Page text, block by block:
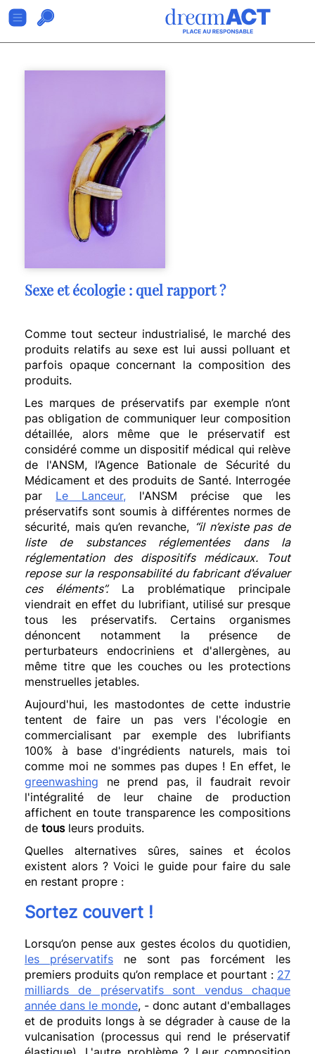
Sexe et écologie : quel rapport ?
Comme tout secteur industrialisé, le marché des
produits relatifs au sexe est lui aussi polluant et
parfois opaque concernant la composition des
produits.
Les marques de préservatifs par exemple n’ont
pas obligation de communiquer leur composition
détaillée, alors même que le préservatif est
considéré comme un dispositif médical qui relève
de l'ANSM, l’Agence Bationale de Sécurité du
Médicament et des produits de Santé. Interrogée
par Le Lanceur, l'ANSM précise que les
préservatifs sont soumis à différentes normes de
sécurité, mais qu’en revanche, “il n’existe pas de
liste de substances réglementées dans la
réglementation des dispositifs médicaux. Tout
repose sur la responsabilité du fabricant d’évaluer
ces éléments”. La problématique principale
viendrait en effet du lubrifiant, utilisé sur presque
tous les préservatifs. Certains organismes
dénoncent notamment la présence de
perturbateurs endocriniens et d'allergènes, au
même titre que les couches ou les protections
menstruelles jetables.
Aujourd'hui, les mastodontes de cette industrie
tentent de faire un pas vers l'écologie en
commercialisant par exemple des lubrifiants
100% à base d'ingrédients naturels, mais toi
comme moi ne sommes pas dupes ! En effet, le
greenwashing ne prend pas, il faudrait revoir
l'intégralité de leur chaine de production
affichent en toute transparence les compositions
de tousleurs produits.
Quelles alternatives sûres, saines et écolos
existent alors ? Voici le guide pour faire du sale
en restant propre :
Sortez couvert !
Lorsqu’on pense aux gestes écolos du quotidien,
les préservatifs ne sont pas forcément les
premiers produits qu’on remplace et pourtant : 27
milliards de préservatifs sont vendus chaque
année dans le monde, - donc autant d'emballages
et de produits longs à se dégrader à cause de la
vulcanisation (processus qui rend le préservatif